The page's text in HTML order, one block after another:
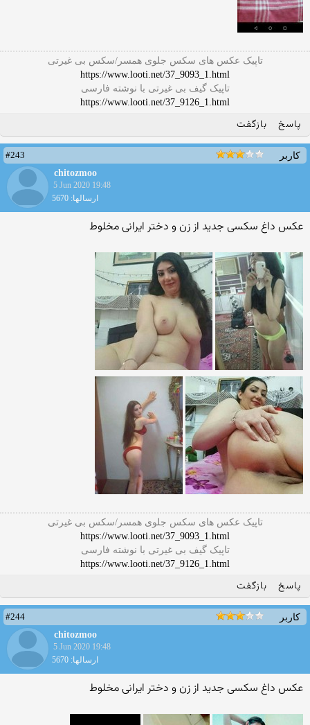
تاپیک عکس های سکس جلوی همسر/سکس بی غیرتی
https://www.looti.net/37_9093_1.html
تاپیک گیف بی غیرتی با نوشته فارسی
https://www.looti.net/37_9126_1.html
پاسخ بازگفت
کاربر
#243
chitozmoo
5 Jun 2020 19:48
ارسالها: 5670
عکس داغ سکسی جدید از زن و دختر ایرانی مخلوط
تاپیک عکس های سکس جلوی همسر/سکس بی غیرتی
https://www.looti.net/37_9093_1.html
تاپیک گیف بی غیرتی با نوشته فارسی
https://www.looti.net/37_9126_1.html
پاسخ بازگفت
کاربر
#244
chitozmoo
5 Jun 2020 19:48
ارسالها: 5670
عکس داغ سکسی جدید از زن و دختر ایرانی مخلوط